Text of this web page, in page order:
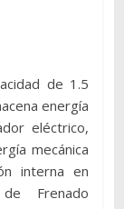
de 1.5
energía
eléctrico,
mecánica
interna en
Frenado